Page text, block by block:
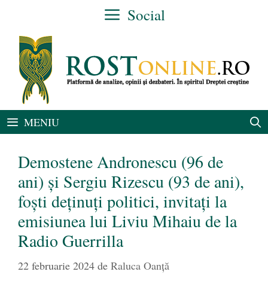
conținut
Social
MENIU
Demostene Andronescu (96 de
ani) și Sergiu Rizescu (93 de ani),
foști deținuți politici, invitați la
emisiunea lui Liviu Mihaiu de la
Radio Guerrilla
22 februarie 2024 de Raluca Oanță